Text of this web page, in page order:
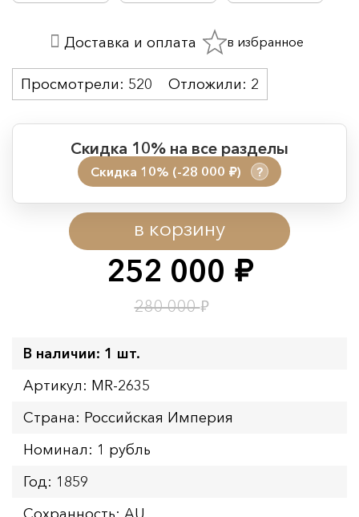
252 000 руб.
280 000₽
в корзину
Скидка 10% на все разделы
Скидка 10% (-28 000 руб.) ?
Период действия акции:
Начало:
08.08.2026 00:01
Окончание:
09.08.2026 23:59
Время до окончания:
Просмотрели: 520 Отложили: 2
Доставка и оплата в избранное
В наличии: 1 шт.
Артикул: MR-2635
Страна: Российская Империя
Номинал: 1 рубль
Год: 1859